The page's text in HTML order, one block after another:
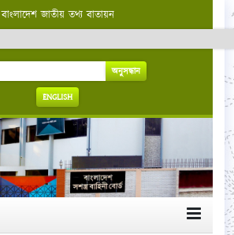
বাংলাদেশ জাতীয় তথ্য বাতায়ন
অনুসন্ধান
ENGLISH